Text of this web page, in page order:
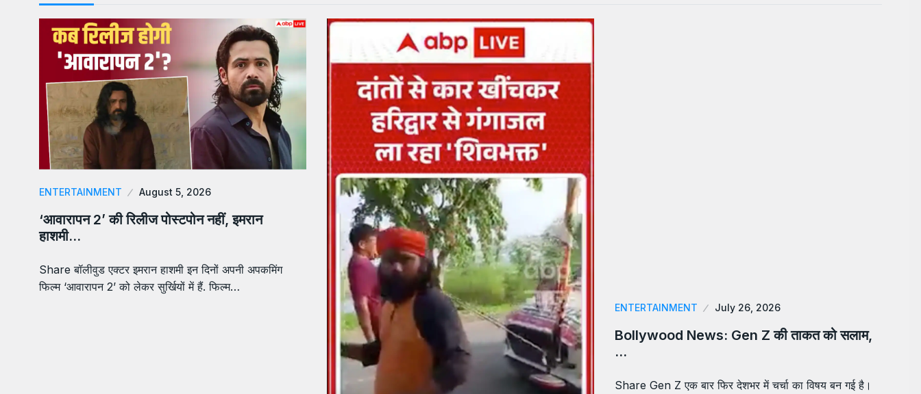
ENTERTAINMENT August 5, 2026
‘आवारापन 2’ की रिलीज पोस्टपोन नहीं, इमरान
हाशमी…
Share बॉलीवुड एक्टर इमरान हाशमी इन दिनों अपनी अपकमिंग
फिल्म ‘आवारापन 2’ को लेकर सुर्खियों में हैं. फिल्म…
ENTERTAINMENT July 26, 2026
Bollywood News: Gen Z की ताकत को सलाम,
…
Share Gen Z एक बार फिर देशभर में चर्चा का विषय बन गई है।